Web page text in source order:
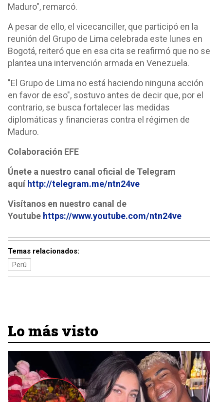
Maduro", remarcó.
A pesar de ello, el vicecanciller, que participó en la
reunión del Grupo de Lima celebrada este lunes en
Bogotá, reiteró que en esa cita se reafirmó que no se
plantea una intervención armada en Venezuela.
"El Grupo de Lima no está haciendo ninguna acción
en favor de eso", sostuvo antes de decir que, por el
contrario, se busca fortalecer las medidas
diplomáticas y financieras contra el régimen de
Maduro.
Colaboración EFE
Únete a nuestro canal oficial de Telegram
aquí http://telegram.me/ntn24ve
Visítanos en nuestro canal de
Youtube https://www.youtube.com/ntn24ve
Temas relacionados:
Perú
Lo más visto